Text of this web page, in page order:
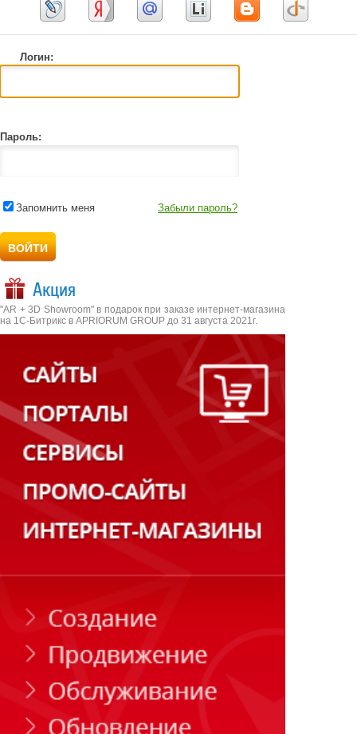
Логин:
Пароль:
Запомнить меня Забыли пароль?
Акция
"AR + 3D Showroom" в подарок при заказе интернет-магазина
на 1С-Битрикс в APRIORUM GROUP до 31 августа 2021г.